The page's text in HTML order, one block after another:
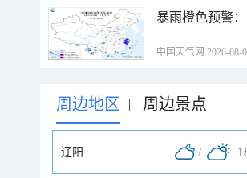
暴雨橙色预警
中国天气网 2026-08-
周边地区 | 周边景点
辽阳 /